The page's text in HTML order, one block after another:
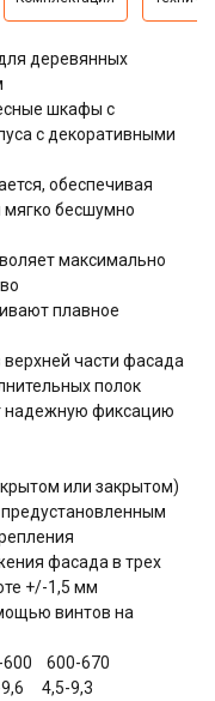
деревянных
шкафы с
с декоративными
обеспечивая
бесшумно
максимально
плавное
части фасада
полок
надежную фиксацию
или закрытом)
фасада в трех
+/-1,5 мм
винтов на
600-670
4,5-9,3